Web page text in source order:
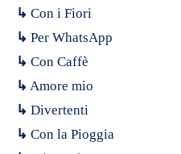
↳ Con i Fiori
↳ Per WhatsApp
↳ Con Caffè
↳ Amore mio
↳ Divertenti
↳ Con la Pioggia